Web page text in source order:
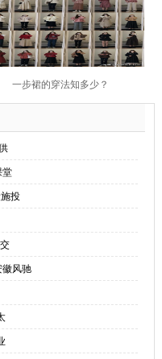
一步裙的穿法知多少？
堂
投
徽风驰